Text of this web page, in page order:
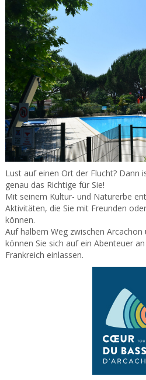
Lust auf einen Ort der Flucht? Dann
genau das Richtige für Sie!
Mit seinem Kultur- und Naturerbe
Aktivitäten, die Sie mit Freunden
können.
Auf halbem Weg zwischen
können Sie sich auf ein Abenteuer
Frankreich einlassen.